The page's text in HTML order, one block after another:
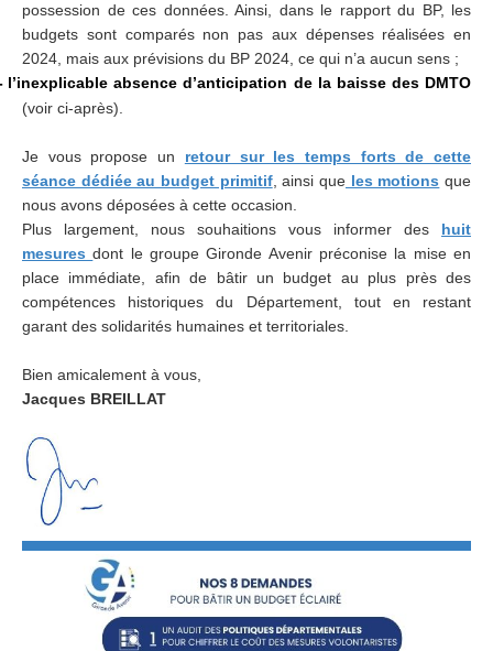
possession de ces données. Ainsi, dans le rapport du BP, les
budgets sont comparés non pas aux dépenses réalisées en
2024, mais aux prévisions du BP 2024, ce qui n’a aucun sens ;
l’inexplicable absence d’anticipation de la baisse des DMTO
(voir ci-après).
Je vous propose un
retour sur les temps forts de cette
séance dédiée au budget primitif, ainsi que les motions que
nous avons déposées à cette occasion.
Plus largement, nous souhaitions vous informer des
huit
mesures dont le groupe Gironde Avenir préconise la mise en
place immédiate, afin de bâtir un budget au plus près des
compétences historiques du Département, tout en restant
garant des solidarités humaines et territoriales.
Bien amicalement à vous,
Jacques BREILLAT